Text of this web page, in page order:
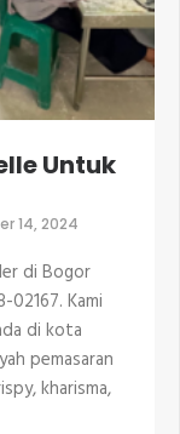
Untuk
14, 2024
di Bogor
Kami
di kota
pemasaran
kharisma,